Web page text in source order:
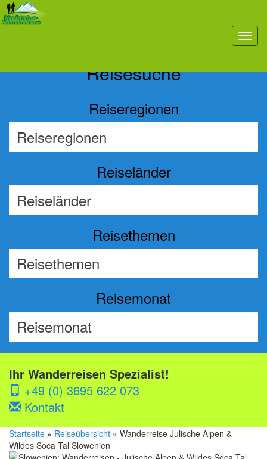
toggle
Reisesuche
Reiseregionen
Reiseländer
Reisethemen
Reisemonat
Ihr Wanderreisen Spezialist!
+49 (0) 3695 622 073
Kontakt
Startseite » Reiseübersicht » Wanderreise Julische Alpen &
Wildes Soca Tal Slowenien